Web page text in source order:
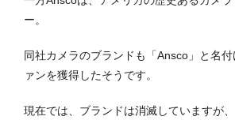
ー。
同社カメラのブランドも「Ansco」と名
ァンを獲得したそうです。
現在では、ブランドは消滅していますが